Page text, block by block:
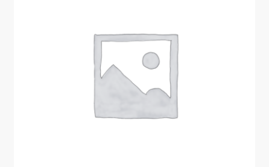
Юридические данные